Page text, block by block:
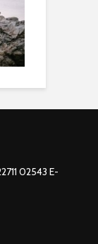
02543 E-